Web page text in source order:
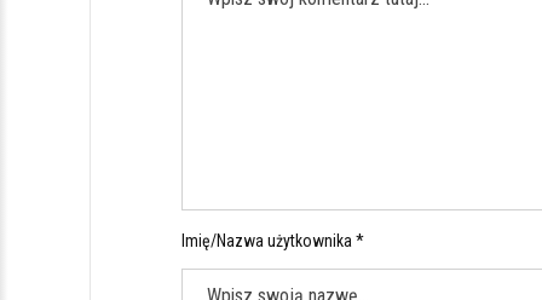
Imię/Nazwa użytkownika *